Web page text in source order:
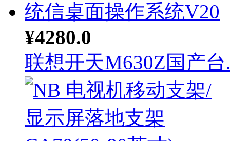
¥4280.0
联想开天M630Z国产台